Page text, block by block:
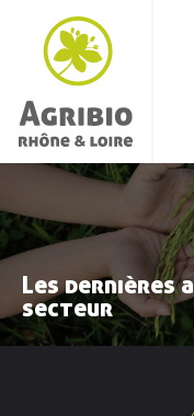
Les dernières
secteur